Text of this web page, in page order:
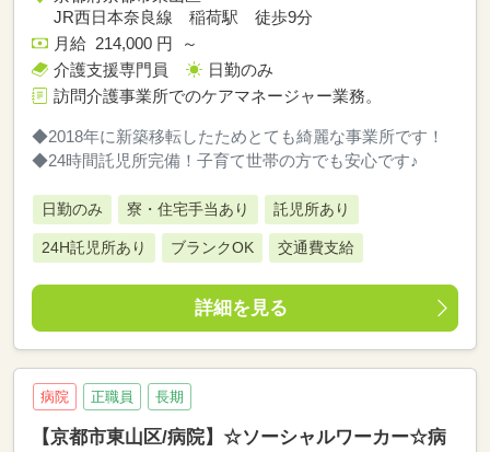
JR西日本奈良線 稲荷駅 徒歩9分
月給 214,000 円 ～
介護支援専門員
日勤のみ
訪問介護事業所でのケアマネージャー業務。
◆2018年に新築移転したためとても綺麗な事業所です！
◆24時間託児所完備！子育て世帯の方でも安心です♪
日勤のみ 寮・住宅手当あり 託児所あり
24H託児所あり ブランクOK 交通費支給
詳細を見る
病院 正職員 長期
【京都市東山区/病院】☆ソーシャルワーカー☆病